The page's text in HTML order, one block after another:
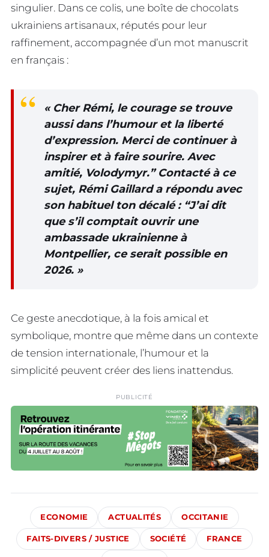
singulier. Dans ce colis, une boîte de chocolats
ukrainiens artisanaux, réputés pour leur
raffinement, accompagnée d’un mot manuscrit
en français :
« Cher Rémi, le courage se trouve
aussi dans l’humour et la liberté
d’expression. Merci de continuer à
inspirer et à faire sourire. Avec
amitié, Volodymyr.” Contacté à ce
sujet, Rémi Gaillard a répondu avec
son habituel ton décalé : “J’ai dit
que s’il comptait ouvrir une
ambassade ukrainienne à
Montpellier, ce serait possible en
2026. »
Ce geste anecdotique, à la fois amical et
symbolique, montre que même dans un contexte
de tension internationale, l’humour et la
simplicité peuvent créer des liens inattendus.
PUBLICITÉ
ECONOMIE ACTUALITÉS OCCITANIE
FAITS-DIVERS / JUSTICE SOCIÉTÉ FRANCE